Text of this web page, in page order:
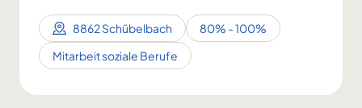
8862 Schübelbach
80% - 100%
Mitarbeit soziale Berufe